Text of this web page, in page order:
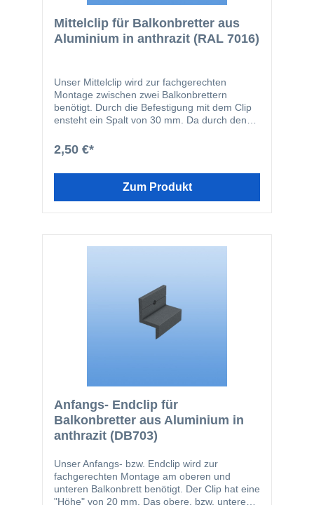
Mittelclip für Balkonbretter aus
Aluminium in anthrazit (RAL 7016)
Unser Mittelclip wird zur fachgerechten
Montage zwischen zwei Balkonbrettern
benötigt. Durch die Befestigung mit dem Clip
ensteht ein Spalt von 30 mm. Da durch den
die Verwendung unseren Zu- Profile. Die
Breite des Clips beträgt 30 mm.
2,50 €*
Zum Produkt
Anfangs- Endclip für
Balkonbretter aus Aluminium in
anthrazit (DB703)
Unser Anfangs- bzw. Endclip wird zur
fachgerechten Montage am oberen und
unteren Balkonbrett benötigt. Der Clip hat eine
"Höhe" von 20 mm. Das obere, bzw. untere